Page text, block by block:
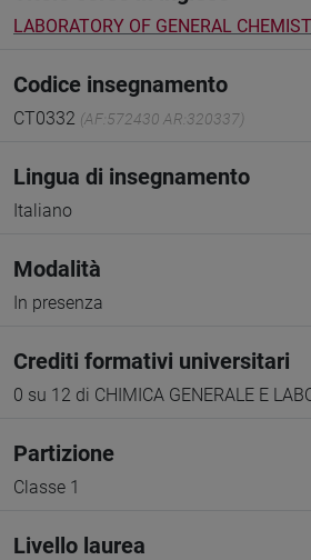
LABORATORY OF GENERAL
Codice insegnamento
CT0332 (AF:572430 AR:320337)
Lingua di insegnamento
Italiano
Modalità
In presenza
Crediti formativi universitari
0 su 12 di CHIMICA GENERALE E
Partizione
Classe 1
Livello laurea